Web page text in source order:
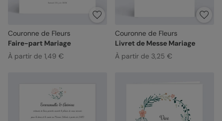
Couronne de Fleurs
Faire-part Mariage
À partir de 1,49 €
Couronne de Fleurs
Livret de Messe Mariage
À partir de 3,25 €